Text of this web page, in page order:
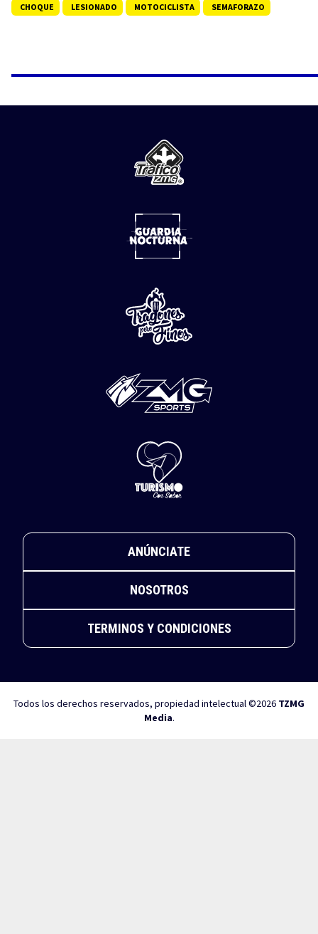
CHOQUE LESIONADO MOTOCICLISTA SEMAFORAZO
ANÚNCIATE
NOSOTROS
TERMINOS Y CONDICIONES
Todos los derechos reservados, propiedad intelectual ©2026 TZMG
Media.